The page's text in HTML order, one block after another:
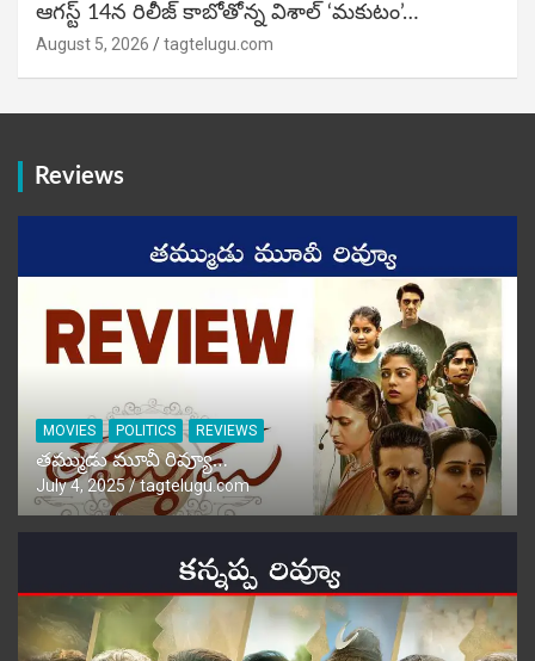
ఆగస్ట్ 14న రిలీజ్ కాబోతోన్న విశాల్ ‘మకుటం’…
August 5, 2026 tagtelugu.com
Reviews
MOVIES POLITICS REVIEWS
తమ్ముడు మూవీ రివ్యూ…
July 4, 2025 tagtelugu.com